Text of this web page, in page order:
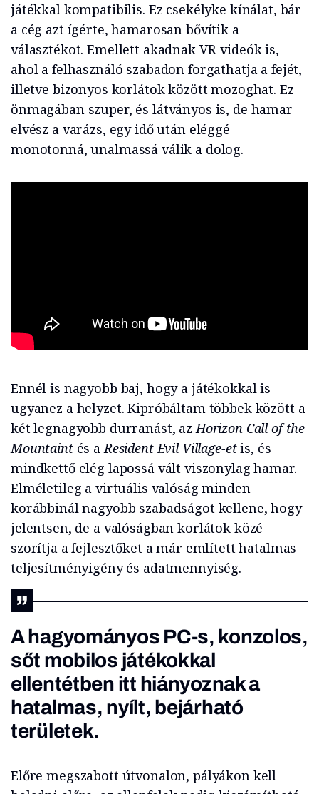
játékkal kompatibilis. Ez csekélyke kínálat, bár
a cég azt ígérte, hamarosan bővítik a
választékot. Emellett akadnak VR-videók is,
ahol a felhasználó szabadon forgathatja a fejét,
illetve bizonyos korlátok között mozoghat. Ez
önmagában szuper, és látványos is, de hamar
elvész a varázs, egy idő után eléggé
monotonná, unalmassá válik a dolog.
Ennél is nagyobb baj, hogy a játékokkal is
ugyanez a helyzet. Kipróbáltam többek között a
két legnagyobb durranást, azHorizon Call of the
Mountaintés aResident Evil Village-etis, és
mindkettő elég lapossá vált viszonylag hamar.
Elméletileg a virtuális valóság minden
korábbinál nagyobb szabadságot kellene, hogy
jelentsen, de a valóságban korlátok közé
szorítja a fejlesztőket a már említett hatalmas
teljesítményigény és adatmennyiség.
A hagyományos PC-s, konzolos,
sőt mobilos játékokkal
ellentétben itt hiányoznak a
hatalmas, nyílt, bejárható
területek.
Előre megszabott útvonalon, pályákon kell